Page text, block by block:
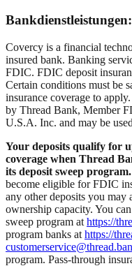
Bankdienstleistungen:
Covercy is a financial
insured bank. Banking
FDIC. FDIC deposit
Certain conditions must be
insurance coverage to
by Thread Bank, Member
U.S.A. Inc. and may be
Your deposits qualify for
coverage when Thread
its deposit sweep program.
become eligible for FDIC
any other deposits you may
ownership capacity. You
sweep program at https://
program banks at https://
program. Pass-through